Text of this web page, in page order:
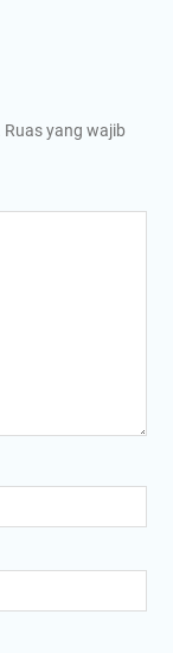
Ruas yang wajib